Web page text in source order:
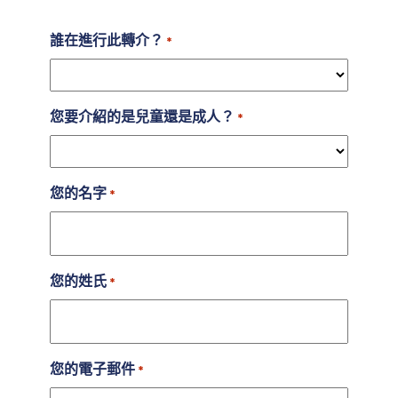
誰在進行此轉介？ *
您要介紹的是兒童還是成人？ *
您的名字 *
您的姓氏 *
您的電子郵件 *